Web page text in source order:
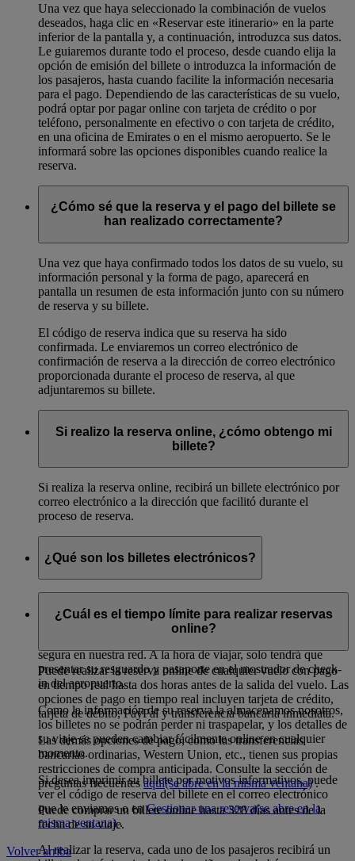
Una vez que haya seleccionado la combinación de vuelos
deseados, haga clic en «Reservar este itinerario» en la parte
inferior de la pantalla y, a continuación, introduzca sus datos.
Le guiaremos durante todo el proceso, desde cuando elija la
opción de emisión del billete o introduzca la información de
los pasajeros, hasta cuando facilite la información necesaria
para el pago. Dependiendo de las características de su vuelo,
podrá optar por pagar online con tarjeta de crédito o por
teléfono, personalmente en efectivo o con tarjeta de crédito,
en una oficina de Emirates o en el mismo aeropuerto. Se le
informará sobre las opciones disponibles cuando realice la
reserva.
¿Cómo sé que la reserva y el pago del billete se
han realizado correctamente?
Una vez que haya confirmado todos los datos de su vuelo, su
información personal y la forma de pago, aparecerá en
pantalla un resumen de esta información junto con su número
de reserva y su billete.
El código de reserva indica que su reserva ha sido
confirmada. Le enviaremos un correo electrónico de
confirmación de reserva a la dirección de correo electrónico
proporcionada durante el proceso de reserva, al que
adjuntaremos su billete.
Si realizo la reserva online, ¿cómo obtengo mi
billete?
Si realiza la reserva online, recibirá un billete electrónico por
correo electrónico a la dirección que facilitó durante el
proceso de reserva.
¿Qué son los billetes electrónicos?
Emirates se emiten como billetes electrónicos.
segura en nuestra red. A la hora de viajar, solo tendrá que
presentar su resguardo y pasaporte en el mostrador de check-
in del aeropuerto.
Como la información de su reserva la almacenamos nosotros,
los billetes no se podrán perder ni traspapelar, y los detalles de
su viaje se pueden cambiar fácilmente online en cualquier
momento.
Si desea imprimir su billete por motivos informativos, puede
ver el código de reserva del billete en el correo electrónico
que le enviamos o enGestionar una reserva(se abre en la
misma ventana) .
Al realizar la reserva, cada uno de los pasajeros recibirá un
¿Cuál es el tiempo límite para realizar reservas
online?
Puede realizar la reserva online de cualquier vuelo con pago
en tiempo real hasta dos horas antes de la salida del vuelo. Las
opciones de pago en tiempo real incluyen tarjeta de crédito,
tarjeta de débito, PayPal y transferencia bancaria inmediata.
Las demás opciones de pago, como las transferencias
bancarias ordinarias, Western Union, etc., tienen sus propias
restricciones de compra anticipada. Consulte la sección de
preguntas frecuentes aquí(se abre en la misma ventana).
Puede comprar un billete online hasta 328 días antes de la
fecha de su viaje.
Volver arriba